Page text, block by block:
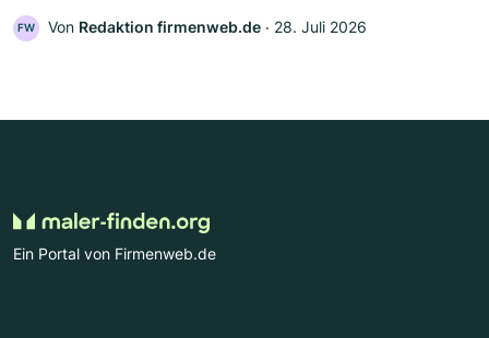
FW Von Redaktion firmenweb.de ‧ 28. Juli 2026
Ein Portal von Firmenweb.de